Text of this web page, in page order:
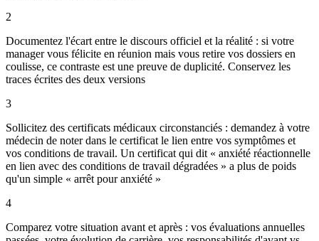
2
Documentez l'écart entre le discours officiel et la réalité : si votre
manager vous félicite en réunion mais vous retire vos dossiers en
coulisse, ce contraste est une preuve de duplicité. Conservez les
traces écrites des deux versions
3
Sollicitez des certificats médicaux circonstanciés : demandez à votre
médecin de noter dans le certificat le lien entre vos symptômes et
vos conditions de travail. Un certificat qui dit « anxiété réactionnelle
en lien avec des conditions de travail dégradées » a plus de poids
qu'un simple « arrêt pour anxiété »
4
Comparez votre situation avant et après : vos évaluations annuelles